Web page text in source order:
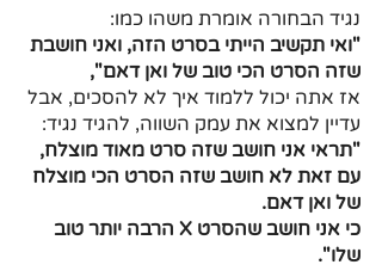
נגיד הבחורה אומרת משהו כמו:
"ואי תקשיב הייתי בסרט הזה, ואני חושבת
שזה הסרט הכי טוב של ואן דאם",
אז אתה יכול ללמוד איך לא להסכים, אבל
עדיין למצוא את עמק השווה, להגיד נגיד:
"תראי אני חושב שזה סרט מאוד מוצלח,
עם זאת לא חושב שזה הסרט הכי מוצלח
של ואן דאם.
כי אני חושב שהסרט X הרבה יותר טוב
שלו".